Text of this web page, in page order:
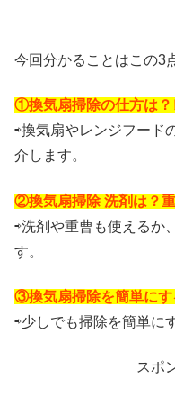
今回分かることはこの3
①換気扇掃除の仕方は？
⇨換気扇やレンジフード
介します。
②換気扇掃除 洗剤は？
⇨洗剤や重曹も使えるか
す。
③換気扇掃除を簡単にす
⇨少しでも掃除を簡単に
スポ